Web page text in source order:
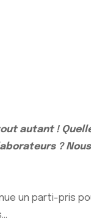
autant !
?
un parti-pris